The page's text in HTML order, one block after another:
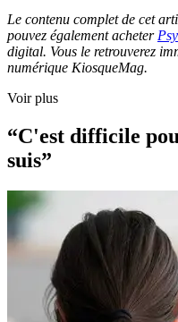
Le contenu complet de cet
pouvez également acheter
digital. Vous le retrouverez
numérique KiosqueMag.
Voir plus
“C'est difficile
suis”